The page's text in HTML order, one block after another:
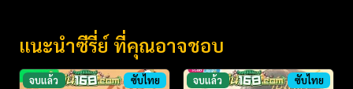
แนะนำซีรี่ย์ ที่คุณอาจชอบ
จบแล้ว ซับไทย จบแล้ว ซับไทย